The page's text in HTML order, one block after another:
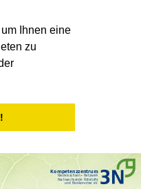
Ihnen eine
zu
Kompetenzzentrum
Niedersachsen • Netzwerk
Nachwachsende Rohstoffe
und Bioökonomie e.V.